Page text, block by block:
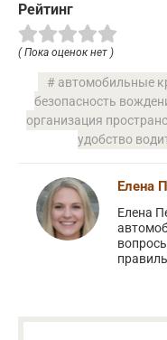
Рейтинг
( Пока оценок нет )
автомобильные
безопасность
организация
удобство
Елена
Елена